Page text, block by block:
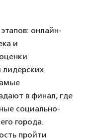
онлайн-
и
лидерских
в финал, где
социально-
города.
пройти